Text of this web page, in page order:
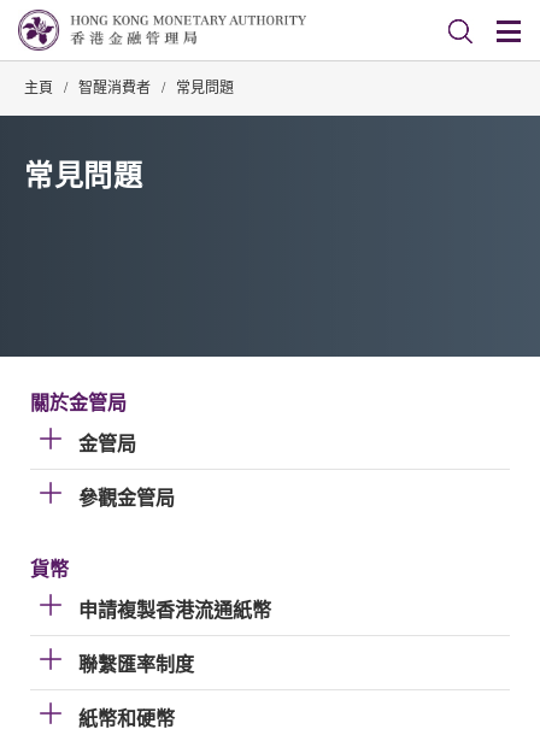
主頁 / 智醒消費者 / 常見問題
常見問題
關於金管局
金管局
參觀金管局
貨幣
申請複製香港流通紙幣
聯繫匯率制度
紙幣和硬幣